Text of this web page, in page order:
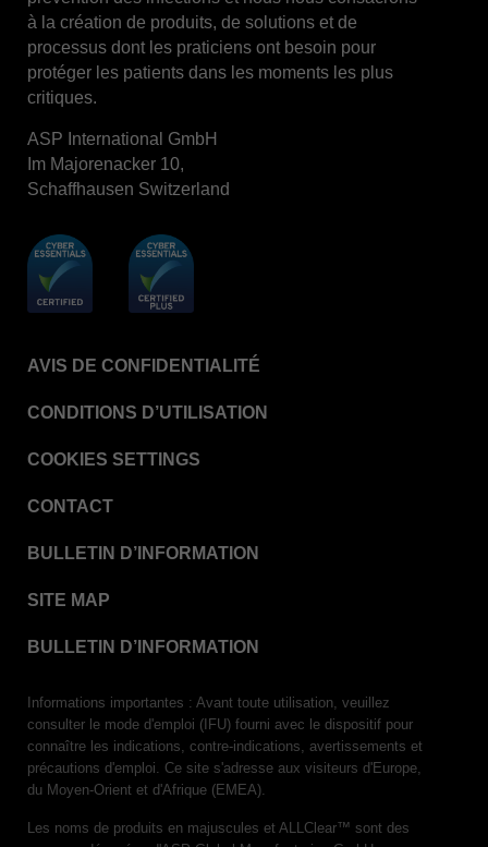
à la création de produits, de solutions et de
processus dont les praticiens ont besoin pour
protéger les patients dans les moments les plus
critiques.
ASP International GmbH
Im Majorenacker 10,
Schaffhausen Switzerland
AVIS DE CONFIDENTIALITÉ
CONDITIONS D’UTILISATION
COOKIES SETTINGS
CONTACT
BULLETIN D’INFORMATION
SITE MAP
BULLETIN D’INFORMATION
Informations importantes : Avant toute utilisation, veuillez
consulter le mode d'emploi (IFU) fourni avec le dispositif pour
connaître les indications, contre-indications, avertissements et
précautions d'emploi. Ce site s'adresse aux visiteurs d'Europe,
du Moyen-Orient et d'Afrique (EMEA).
Les noms de produits en majuscules et ALLClear™ sont des